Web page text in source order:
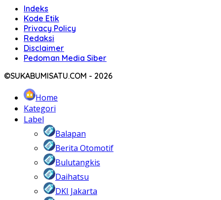
Indeks
Kode Etik
Privacy Policy
Redaksi
Disclaimer
Pedoman Media Siber
©SUKABUMISATU.COM - 2026
Home
Kategori
Label
Balapan
Berita Otomotif
Bulutangkis
Daihatsu
DKI Jakarta